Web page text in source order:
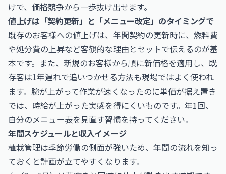
けで、価格競争から一歩抜け出せます。
値上げは「契約更新」と「メニュー改定」のタイミングで
既存のお客様への値上げは、年間契約の更新時に、燃料費
や処分費の上昇など客観的な理由とセットで伝えるのが基
本です。また、新規のお客様から順に新価格を適用し、既
存客は1年遅れで追いつかせる方法も現場ではよく使われ
ます。腕が上がって作業が速くなったのに単価が据え置き
では、時給が上がった実感を得にくいものです。年1回、
自分のメニュー表を見直す習慣を持ってください。
年間スケジュールと収入イメージ
植栽管理は季節労働の側面が強いため、年間の流れを知っ
ておくと計画が立てやすくなります。